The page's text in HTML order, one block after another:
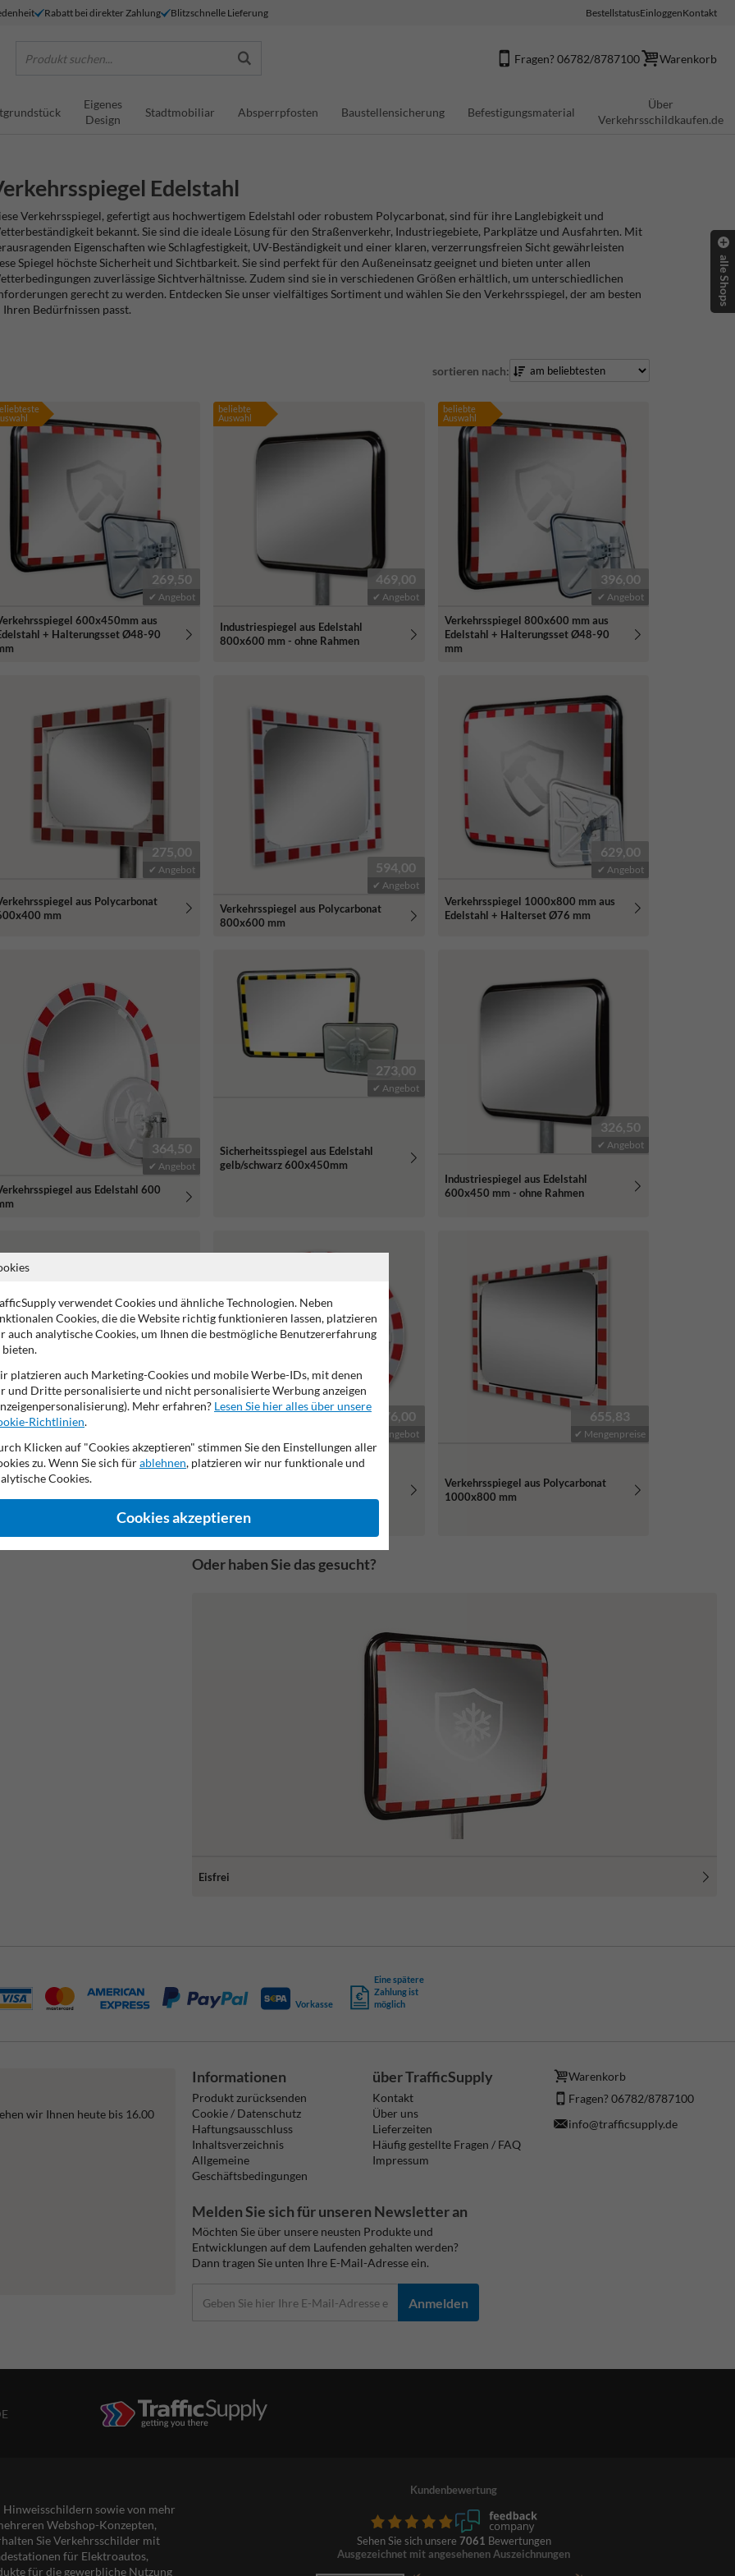
Rabatt bei direkter Zahlung Blitzschnelle Lieferung BestellstatusEinloggenKontakt
Produkt suchen... Fragen? 06782/8787100 Warenkorb
Eigenes
Design
Stadtmobiliar Absperrpfosten Baustellensicherung Befestigungsmaterial
Über
Verkehrsschildkaufen.de
Edelstahl
Verkehrsspiegel, gefertigt aus hochwertigem Edelstahl oder robustem Polycarbonat, sind für ihre Langlebigkeit und
bekannt. Sie sind die ideale Lösung für den Straßenverkehr, Industriegebiete, Parkplätze und Ausfahrten. Mit
Eigenschaften wie Schlagfestigkeit, UV-Beständigkeit und einer klaren, verzerrungsfreien Sicht gewährleisten
Spiegel höchste Sicherheit und Sichtbarkeit. Sie sind perfekt für den Außeneinsatz geeignet und bieten unter allen
zuverlässige Sichtverhältnisse. Zudem sind sie in verschiedenen Größen erhältlich, um unterschiedlichen
gerecht zu werden. Entdecken Sie unser vielfältiges Sortiment und wählen Sie den Verkehrsspiegel, der am besten
Ihren Bedürfnissen passt.
sortieren nach:
269,50
✔ Angebot
600x450mm aus
+ Halterungsset Ø48-90
beliebte
Auswahl
469,00
✔ Angebot
Industriespiegel aus Edelstahl
800x600 mm - ohne Rahmen
beliebte
Auswahl
396,00
✔ Angebot
Verkehrsspiegel 800x600 mm aus
Edelstahl + Halterungsset Ø48-90
mm
275,00
✔ Angebot
aus Polycarbonat
mm
594,00
✔ Angebot
Verkehrsspiegel aus Polycarbonat
800x600 mm
629,00
✔ Angebot
Verkehrsspiegel 1000x800 mm aus
Edelstahl + Halterset Ø76 mm
364,50
✔ Angebot
aus Edelstahl 600
273,00
✔ Angebot
Sicherheitsspiegel aus Edelstahl
gelb/schwarz 600x450mm
326,50
✔ Angebot
Industriespiegel aus Edelstahl
600x450 mm - ohne Rahmen
471,50
276,00
✔ Angebot
Ø600 mm
655,83
✔ Mengenpreise
Verkehrsspiegel aus Polycarbonat
1000x800 mm
Oder haben Sie das gesucht?
Eisfrei
Vorkasse
Eine spätere
Zahlung ist
möglich
wir Ihnen heute bis 16.00
Informationen
Produkt zurücksenden
Cookie / Datenschutz
Haftungsausschluss
Inhaltsverzeichnis
Allgemeine
Geschäftsbedingungen
über TrafficSupply
Kontakt
Über uns
Lieferzeiten
Häufig gestellte Fragen / FAQ
Impressum
Warenkorb
Fragen? 06782/8787100
info@trafficsupply.de
Melden Sie sich für unseren Newsletter an
Möchten Sie über unsere neusten Produkte und
Entwicklungen auf dem Laufenden gehalten werden?
Dann tragen Sie unten Ihre E-Mail-Adresse ein.
Anmelden
sowie von mehr
Webshop-Konzepten,
Sie Verkehrsschilder mit
für Elektroautos,
für die gewerbliche Nutzung
Kundenbewertung
Sehen Sie sich unsere 7061 Bewertungen
Ausgezeichnet mit angesehenen Auszeichnungen
alle Shops
verwendet Cookies und ähnliche Technologien. Neben
Cookies, die die Website richtig funktionieren lassen, platzieren
auch analytische Cookies, um Ihnen die bestmögliche Benutzererfahrung
bieten.
platzieren auch Marketing-Cookies und mobile Werbe-IDs, mit denen
und Dritte personalisierte und nicht personalisierte Werbung anzeigen
Mehr erfahren? Lesen Sie hier alles über unsere
Richtlinien.
Klicken auf "Cookies akzeptieren" stimmen Sie den Einstellungen aller
zu. Wenn Sie sich fürablehnen, platzieren wir nur funktionale und
Cookies.
Cookies akzeptieren